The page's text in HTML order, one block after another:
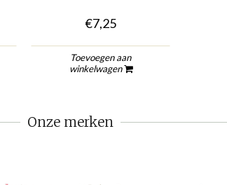
€7,25
Toevoegen aan
winkelwagen
Onze merken